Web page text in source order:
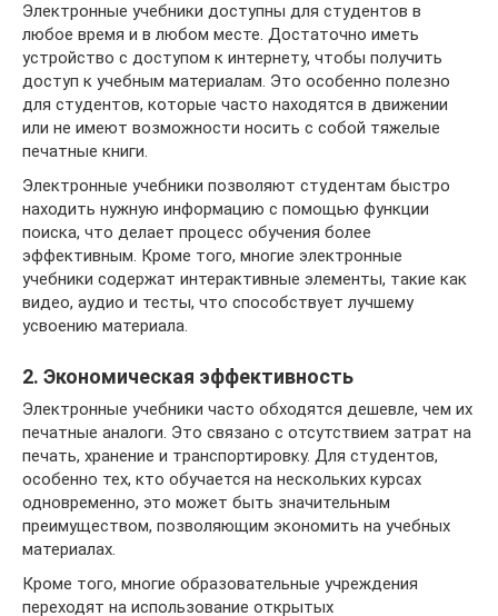
Электронные учебники доступны для студентов в
любое время и в любом месте. Достаточно иметь
устройство с доступом к интернету, чтобы получить
доступ к учебным материалам. Это особенно полезно
для студентов, которые часто находятся в движении
или не имеют возможности носить с собой тяжелые
печатные книги.
Электронные учебники позволяют студентам быстро
находить нужную информацию с помощью функции
поиска, что делает процесс обучения более
эффективным. Кроме того, многие электронные
учебники содержат интерактивные элементы, такие как
видео, аудио и тесты, что способствует лучшему
усвоению материала.
2. Экономическая эффективность
Электронные учебники часто обходятся дешевле, чем их
печатные аналоги. Это связано с отсутствием затрат на
печать, хранение и транспортировку. Для студентов,
особенно тех, кто обучается на нескольких курсах
одновременно, это может быть значительным
преимуществом, позволяющим экономить на учебных
материалах.
Кроме того, многие образовательные учреждения
переходят на использование открытых